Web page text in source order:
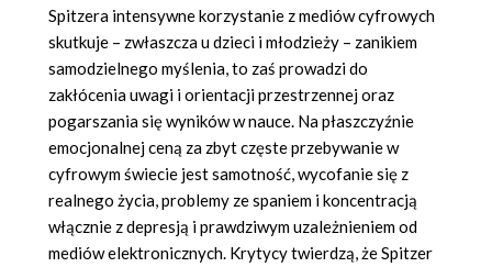
Spitzera intensywne korzystanie z mediów cyfrowych
skutkuje – zwłaszcza u dzieci i młodzieży – zanikiem
samodzielnego myślenia, to zaś prowadzi do
zakłócenia uwagi i orientacji przestrzennej oraz
pogarszania się wyników w nauce. Na płaszczyźnie
emocjonalnej ceną za zbyt częste przebywanie w
cyfrowym świecie jest samotność, wycofanie się z
realnego życia, problemy ze spaniem i koncentracją
włącznie z depresją i prawdziwym uzależnieniem od
mediów elektronicznych. Krytycy twierdzą, że Spitzer